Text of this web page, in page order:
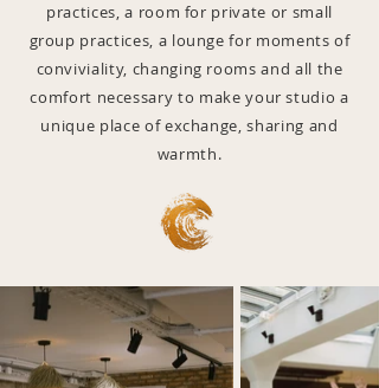
practices, a room for private or small
group practices, a lounge for moments of
conviviality, changing rooms and all the
comfort necessary to make your studio a
unique place of exchange, sharing and
warmth.